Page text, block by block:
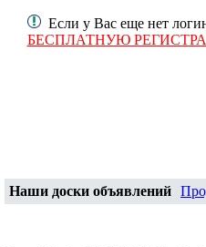
Если у Вас еще нет
БЕСПЛАТНУЮ
Наши доски объявлений